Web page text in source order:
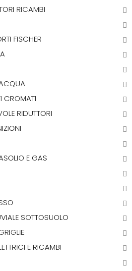
RICAMBI
FISCHER
CROMATI
RIDUTTORI
E GAS
SOTTOSUOLO
E RICAMBI